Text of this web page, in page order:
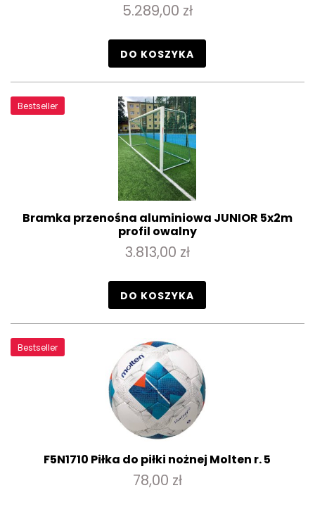
5.289,00 zł
DO KOSZYKA
Bestseller
Bramka przenośna aluminiowa JUNIOR 5x2m
profil owalny
3.813,00 zł
DO KOSZYKA
Bestseller
F5N1710 Piłka do piłki nożnej Molten r. 5
78,00 zł